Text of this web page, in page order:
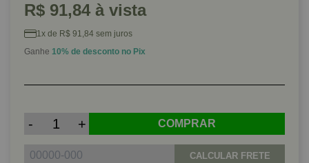
R$ 91,84 à vista
1x de R$ 91,84 sem juros
Ganhe 10% de desconto no Pix
- + COMPRAR
CALCULAR FRETE